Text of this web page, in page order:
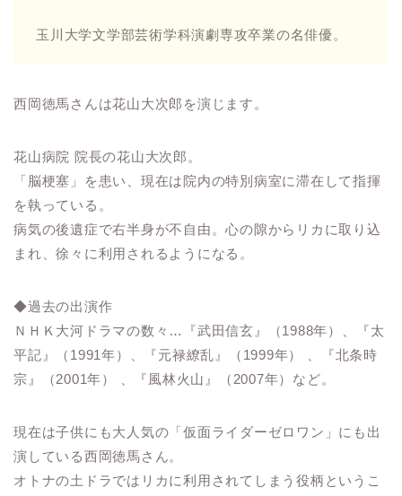
玉川大学文学部芸術学科演劇専攻卒業の名俳優。
西岡徳馬さんは花山大次郎を演じます。
花山病院 院長の花山大次郎。
「脳梗塞」を患い、現在は院内の特別病室に滞在して指揮
を執っている。
病気の後遺症で右半身が不自由。心の隙からリカに取り込
まれ、徐々に利用されるようになる。
◆過去の出演作
ＮＨＫ大河ドラマの数々…『武田信玄』（1988年）、『太
平記』（1991年）、『元禄繚乱』（1999年） 、『北条時
宗』（2001年） 、『風林火山』（2007年）など。
現在は子供にも大人気の「仮面ライダーゼロワン」にも出
演している西岡徳馬さん。
オトナの土ドラではリカに利用されてしまう役柄というこ